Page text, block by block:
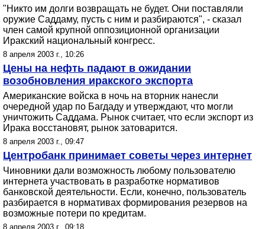
"Никто им долги возвращать не будет. Они поставляли
оружие Саддаму, пусть с ним и разбираются", - сказал
член самой крупной оппозиционной организации
Иракский национальный конгресс.
8 апреля 2003 г., 10:26
Цены на нефть падают в ожидании
возобновления иракского экспорта
Американские войска в ночь на вторник нанесли
очередной удар по Багдаду и утверждают, что могли
уничтожить Саддама. Рынок считает, что если экспорт из
Ирака восстановят, рынок затоварится.
8 апреля 2003 г., 09:47
Центробанк принимает советы через интернет
Чиновники дали возможность любому пользователю
интернета участвовать в разработке нормативов
банковской деятельности. Если, конечно, пользователь
разбирается в нормативах формирования резервов на
возможные потери по кредитам.
8 апреля 2003 г., 09:18